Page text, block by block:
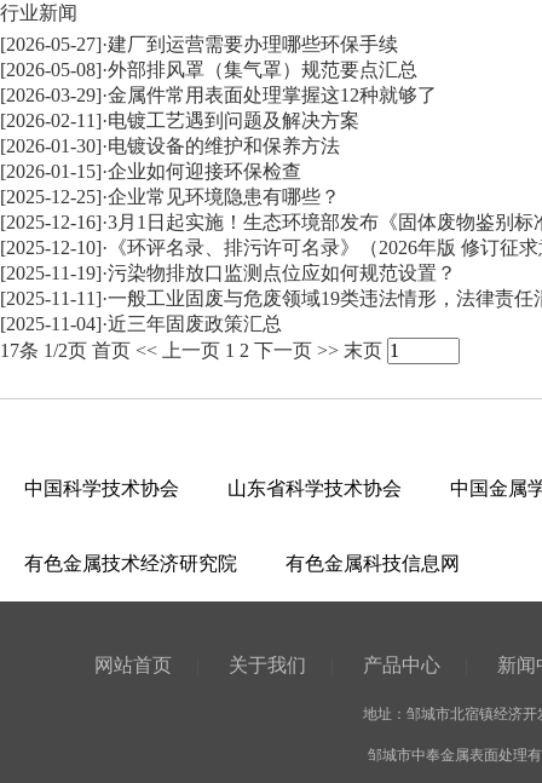
行业新闻
[2026-05-27]·建厂到运营需要办理哪些环保手续
[2026-05-08]·外部排风罩（集气罩）规范要点汇总
[2026-03-29]·金属件常用表面处理掌握这12种就够了
[2026-02-11]·电镀工艺遇到问题及解决方案
[2026-01-30]·电镀设备的维护和保养方法
[2026-01-15]·企业如何迎接环保检查
[2025-12-25]·企业常见环境隐患有哪些？
[2025-12-16]·3月1日起实施！生态环境部发布《固体废物鉴别标
[2025-12-10]· 《环评名录、排污许可名录》（2026年版 修订征
[2025-11-19]·污染物排放口监测点位应如何规范设置？
[2025-11-11]·一般工业固废与危废领域19类违法情形，法律责任
[2025-11-04]·近三年固废政策汇总
17条 1/2页 首页 << 上一页 1 2 下一页 >> 末页
中国科学技术协会 山东省科学技术协会 中国金属
有色金属技术经济研究院 有色金属科技信息网
网站首页 关于我们 产品中心 新闻
地址：邹城市北宿镇经济
邹城市中奉金属表面处理